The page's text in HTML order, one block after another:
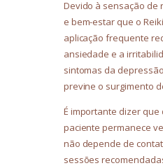
Devido à sensação
e bem-estar que o
aplicação frequente
ansiedade e a
sintomas da
previne o surgimento
É importante dizer
paciente permanece
não depende de
sessões